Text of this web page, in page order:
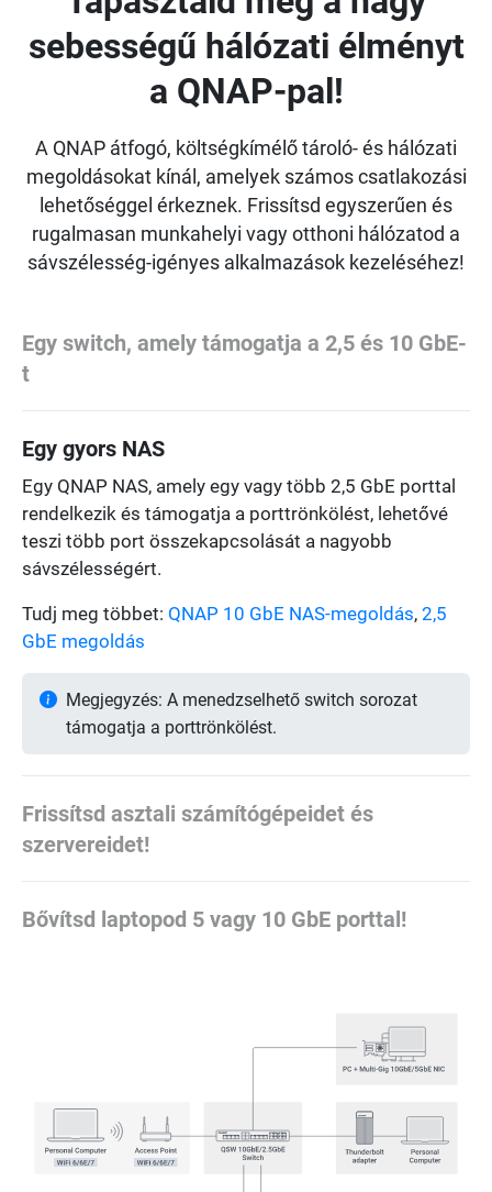
sebességű hálózati élményt
a QNAP-pal!
A QNAP átfogó, költségkímélő tároló- és hálózati
megoldásokat kínál, amelyek számos csatlakozási
lehetőséggel érkeznek. Frissítsd egyszerűen és
rugalmasan munkahelyi vagy otthoni hálózatod a
sávszélesség-igényes alkalmazások kezeléséhez!
Egy switch, amely támogatja a 2,5 és 10 GbE-
t
Egy gyors NAS
Egy QNAP NAS, amely egy vagy több 2,5 GbE porttal
rendelkezik és támogatja a porttrönkölést, lehetővé
teszi több port összekapcsolását a nagyobb
sávszélességért.
Tudj meg többet: QNAP 10 GbE NAS-megoldás, 2,5
GbE megoldás
Megjegyzés: A menedzselhető switch sorozat
támogatja a porttrönkölést.
Frissítsd asztali számítógépeidet és
szervereidet!
Bővítsd laptopod 5 vagy 10 GbE porttal!